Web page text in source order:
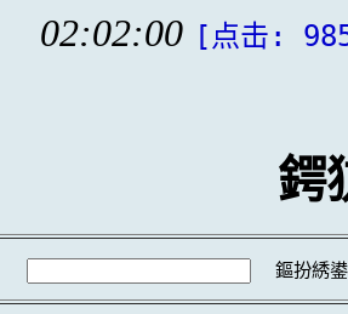
02:02:00 [点击:
鍔
鏂扮綉